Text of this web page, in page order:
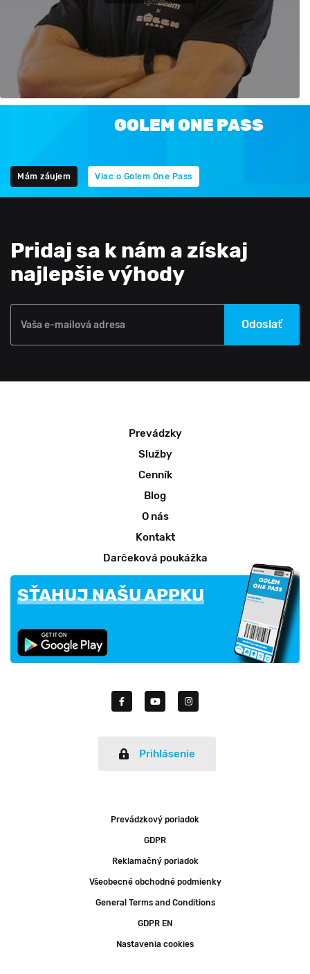
GOLEM ONE PASS
Mám záujem Viac o Golem One Pass
Pridaj sa k nám a získaj
najlepšie výhody
Vaša e-mailová adresa Odoslať
Prevádzky
Služby
Cenník
Blog
O nás
Kontakt
Darčeková poukážka
SŤAHUJ NAŠU APPKU
Prihlásenie
Prevádzkový poriadok
GDPR
Reklamačný poriadok
Všeobecné obchodné podmienky
General Terms and Conditions
GDPR EN
Nastavenia cookies